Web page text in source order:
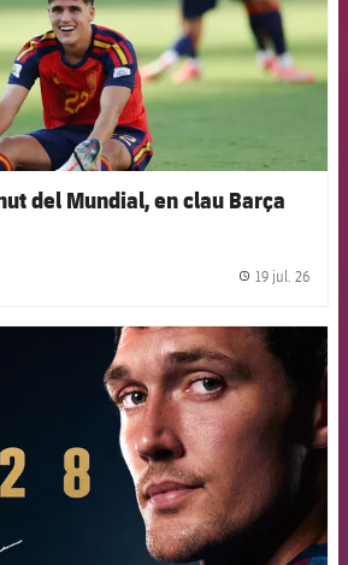
del Mundial, en clau Barça
19 jul. 26
FCB Barcelona badge